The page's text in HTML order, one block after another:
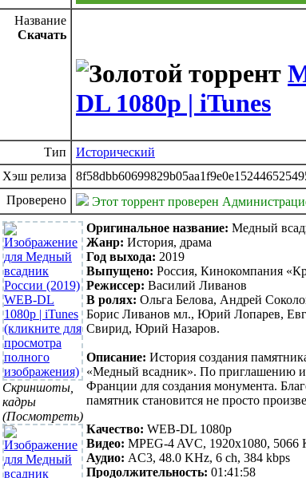
Название
Скачать
DL 1080p | iTunes
Тип
Исторический
Хэш релиза
Проверено
Этот торрент проверен
Скриншоты,
кадры
(Посмотреть)
Оригинальное название: Медный
Жанр: История, драма
Год выхода: 2019
Выпущено: Россия, Кинокомпания
Режиссер: Василий Ливанов
В ролях: Ольга Белова, Андрей
Борис Ливанов мл., Юрий Лопарев,
Свирид, Юрий Назаров.
Описание: История создания
«Медный всадник». По приглашению
Франции для создания монумента.
памятник становится не просто
Качество: WEB-DL 1080p
Видео: MPEG-4 AVC, 1920x1080, 5066
Аудио: AC3, 48.0 KHz, 6 ch, 384 kbps
Продолжительность: 01:41:58